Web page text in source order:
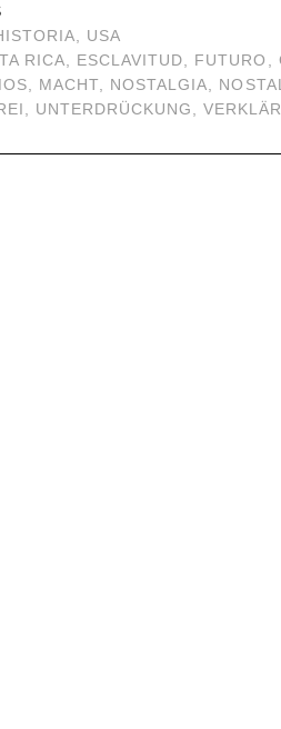
, USA
RICA, ESCLAVITUD, FUTURO ,
, MACHT, NOSTALGIA,
, UNTERDRÜCKUNG ,